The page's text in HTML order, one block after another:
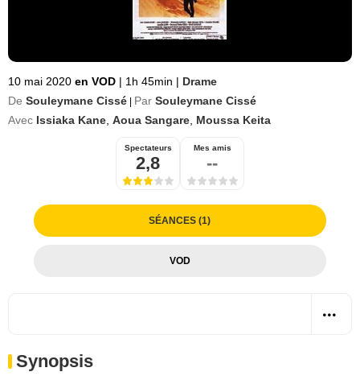
10 mai 2020 en VOD | 1h 45min | Drame
De Souleymane Cissé Par Souleymane Cissé
Avec Issiaka Kane Aoua Sangare Moussa Keita
Spectateurs
2,8
Mes amis
--
SÉANCES (1)
VOD
Synopsis